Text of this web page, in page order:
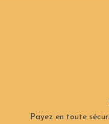
Payez en toute